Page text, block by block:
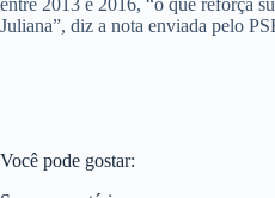
entre 2013 e 2016, “o que reforça
Juliana”, diz a nota enviada pelo
Você pode gostar: